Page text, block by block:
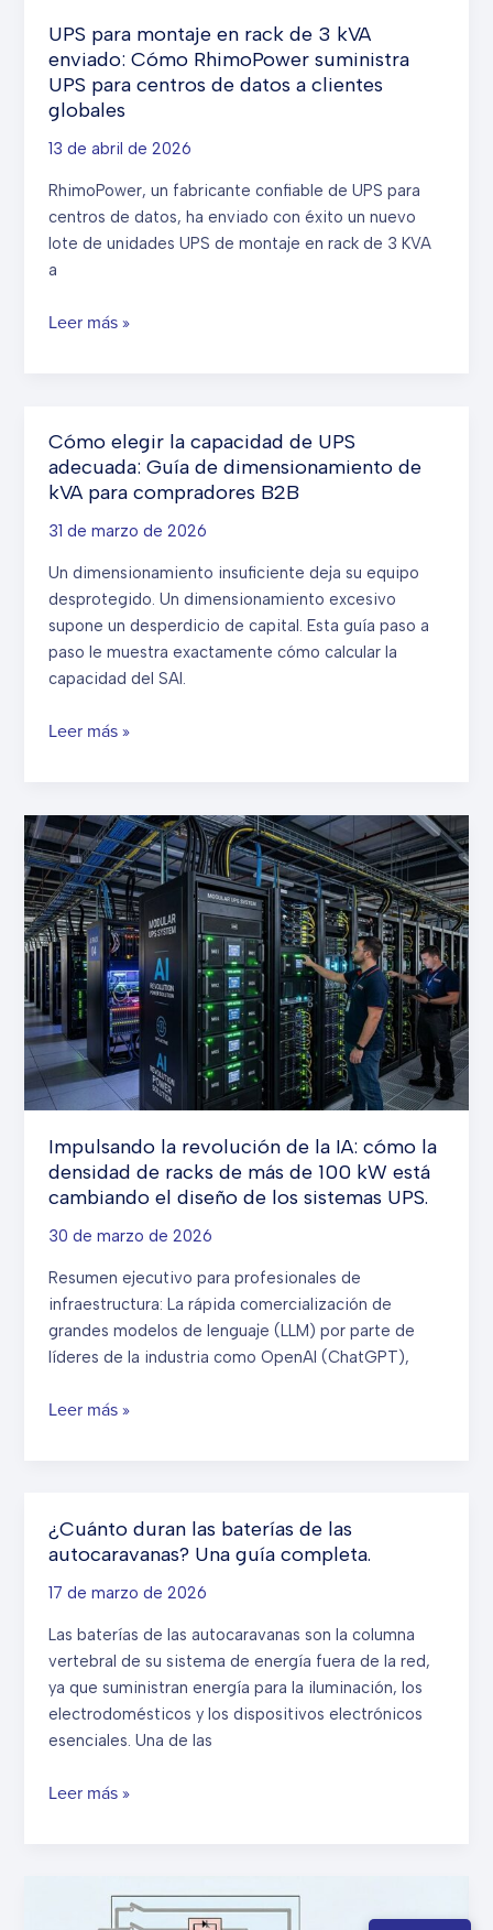
UPS para montaje en rack de 3 kVA
enviado: Cómo RhimoPower suministra
UPS para centros de datos a clientes
globales
13 de abril de 2026
RhimoPower, un fabricante confiable de UPS para
centros de datos, ha enviado con éxito un nuevo
lote de unidades UPS de montaje en rack de 3 KVA
a
UPS
de
3
kVA
enviado:
RhimoPower
suministra
UPS
para
centros
datos
globales
Leer más »
Cómo elegir la capacidad de UPS
adecuada: Guía de dimensionamiento de
kVA para compradores B2B
31 de marzo de 2026
Un dimensionamiento insuficiente deja su equipo
desprotegido. Un dimensionamiento excesivo
supone un desperdicio de capital. Esta guía paso a
paso le muestra exactamente cómo calcular la
capacidad del SAI.
Cómo
de
UPS
adecuada:
Guía
de
dimensionamiento
de
kVA
para
compradores
B2B
Leer más »
Impulsando la revolución de la IA: cómo la
densidad de racks de más de 100 kW está
cambiando el diseño de los sistemas UPS.
30 de marzo de 2026
Resumen ejecutivo para profesionales de
infraestructura: La rápida comercialización de
grandes modelos de lenguaje (LLM) por parte de
líderes de la industria como OpenAI (ChatGPT),
Impulsando
IA:
cómo
la
de
racks
de
más
de
kW
Leer más »
¿Cuánto duran las baterías de las
autocaravanas? Una guía completa.
17 de marzo de 2026
Las baterías de las autocaravanas son la columna
vertebral de su sistema de energía fuera de la red,
ya que suministran energía para la iluminación, los
electrodomésticos y los dispositivos electrónicos
esenciales. Una de las
¿Cuánto
Leer más »